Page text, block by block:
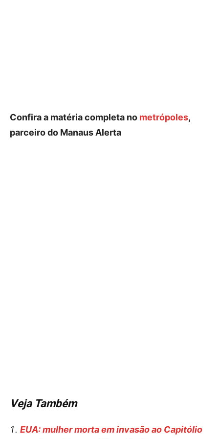
Confira a matéria completa no metrópoles,
parceiro do Manaus Alerta
Veja Também
EUA: mulher morta em invasão ao Capitólio